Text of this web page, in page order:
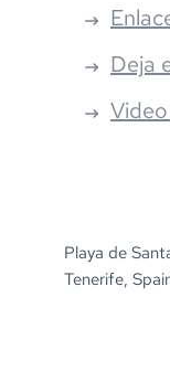
Deja
Playa de
Tenerife,